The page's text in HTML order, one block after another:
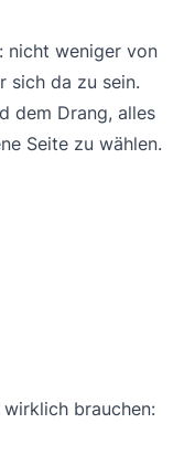
nicht weniger von
sich da zu sein.
dem Drang, alles
Seite zu wählen.
brauchen: